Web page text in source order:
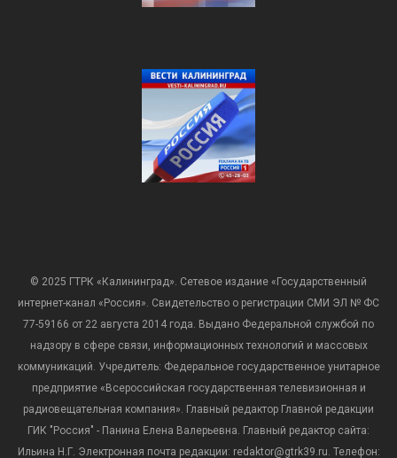
© 2025 ГТРК «Калининград». Сетевое издание «Государственный
интернет-канал «Россия». Свидетельство о регистрации СМИ ЭЛ № ФС
77-59166 от 22 августа 2014 года. Выдано Федеральной службой по
надзору в сфере связи, информационных технологий и массовых
коммуникаций. Учредитель: Федеральное государственное унитарное
предприятие «Всероссийская государственная телевизионная и
радиовещательная компания». Главный редактор Главной редакции
ГИК "Россия" - Панина Елена Валерьевна. Главный редактор сайта:
Ильина Н.Г. Электронная почта редакции: redaktor@gtrk39.ru. Телефон: